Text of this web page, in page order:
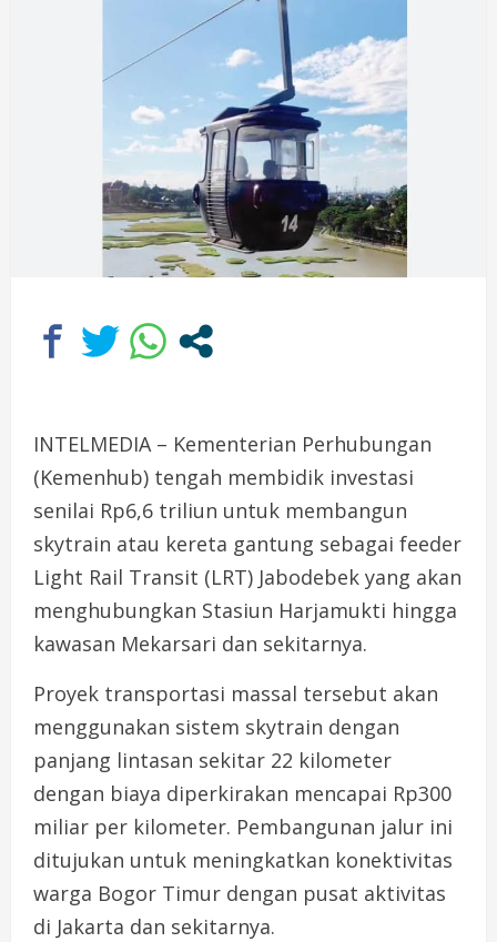
INTELMEDIA – Kementerian Perhubungan
(Kemenhub) tengah membidik investasi
senilai Rp6,6 triliun untuk membangun
skytrain atau kereta gantung sebagai feeder
Light Rail Transit (LRT) Jabodebek yang akan
menghubungkan Stasiun Harjamukti hingga
kawasan Mekarsari dan sekitarnya.
Proyek transportasi massal tersebut akan
menggunakan sistem skytrain dengan
panjang lintasan sekitar 22 kilometer
dengan biaya diperkirakan mencapai Rp300
miliar per kilometer. Pembangunan jalur ini
ditujukan untuk meningkatkan konektivitas
warga Bogor Timur dengan pusat aktivitas
di Jakarta dan sekitarnya.